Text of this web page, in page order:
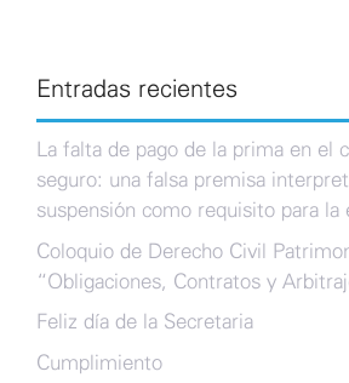
Entradas recientes
La falta de pago de la prima en el
seguro: una falsa premisa
suspensión como requisito para la
Coloquio de Derecho Civil
“Obligaciones, Contratos y
Feliz día de la Secretaria
Cumplimiento